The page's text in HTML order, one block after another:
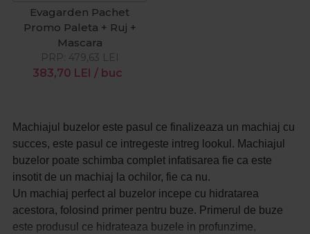
Evagarden Pachet
Promo Paleta + Ruj +
Mascara
383,70 LEI / buc
PRP: 479,63 LEI
Machiajul buzelor este pasul ce finalizeaza un machiaj cu
succes, este pasul ce intregeste intreg lookul. Machiajul
buzelor poate schimba complet infatisarea fie ca este
insotit de un machiaj la ochilor, fie ca nu.
Un machiaj perfect al buzelor incepe cu hidratarea
acestora, folosind primer pentru buze. Primerul de buze
este produsul ce hidrateaza buzele in profunzime,